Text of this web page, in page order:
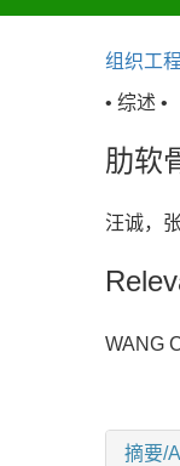
组织工
• 综述 •
肋软
汪诚，
WANG
摘要/